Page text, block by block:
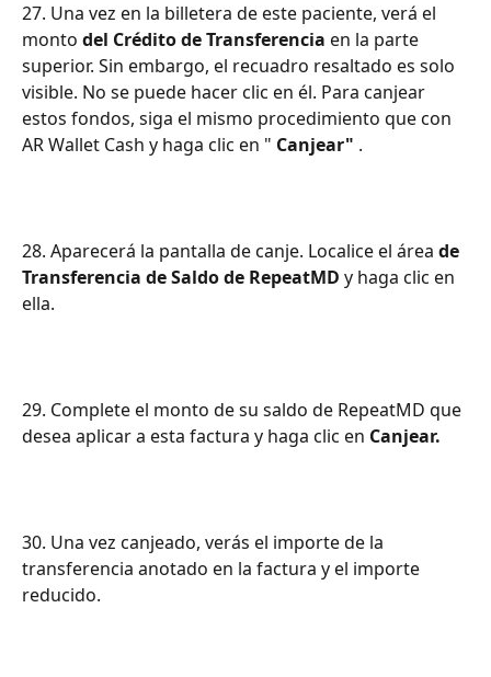
27. Una vez en la billetera de este paciente, verá el
monto del Crédito de Transferencia en la parte
superior. Sin embargo, el recuadro resaltado es solo
visible. No se puede hacer clic en él. Para canjear
estos fondos, siga el mismo procedimiento que con
AR Wallet Cash y haga clic en " Canjear" .
28. Aparecerá la pantalla de canje. Localice el área de
Transferencia de Saldo de RepeatMD y haga clic en
ella.
29. Complete el monto de su saldo de RepeatMD que
desea aplicar a esta factura y haga clic en Canjear.
30. Una vez canjeado, verás el importe de la
transferencia anotado en la factura y el importe
reducido.